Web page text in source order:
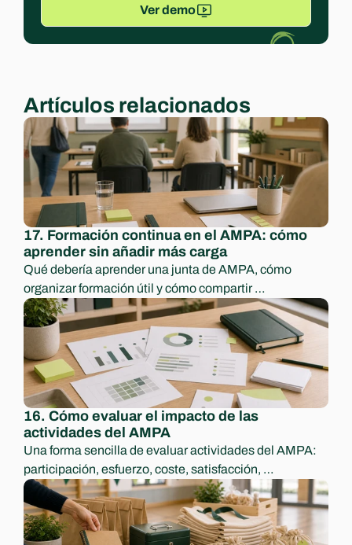
Ver demo
Artículos relacionados
17. Formación continua en el AMPA: cómo
aprender sin añadir más carga
Qué debería aprender una junta de AMPA, cómo
organizar formación útil y cómo compartir
conocimiento para no depender de una sola persona.
16. Cómo evaluar el impacto de las
actividades del AMPA
Una forma sencilla de evaluar actividades del AMPA:
participación, esfuerzo, coste, satisfacción,
aprendizajes y decisiones para el curso siguiente.